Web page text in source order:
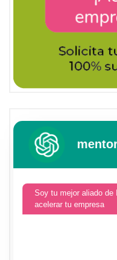
Soy tu mejor aliado de
acelerar tu empresa